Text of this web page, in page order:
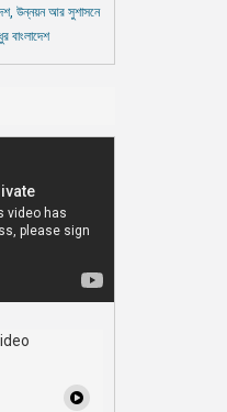
উন্নয়ন আর সুশাসনে
বাংলাদেশ